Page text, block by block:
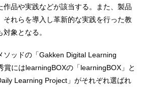
作品や実践などが該当する。また、製品
それらを導入し革新的な実践を行った教
象となる。
ソッドの「Gakken Digital Learning
賞にはlearningBOXの「learningBOX」と
Learning Project」がそれぞれ選ばれ